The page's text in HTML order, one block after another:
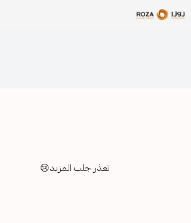
مؤسسة روزا للعباءات النسائية
تعذر جلب المزيد😢